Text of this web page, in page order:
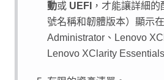
動或 UEFI ，才能讓詳細
號名稱和韌體版本）顯示在
Administrator 、 Lenovo
Lenovo XClarity Essentials